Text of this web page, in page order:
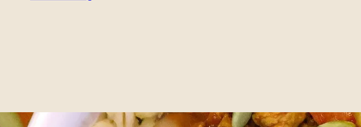
grøntsager og friske krydderurter VEJLEDNING HURTIGT TIP: Tilsæt
og fibre. Fuldkornsvalg booster næringsstofferne endnu mere.